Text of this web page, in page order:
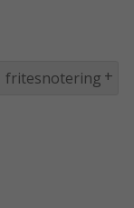
fritesnotering